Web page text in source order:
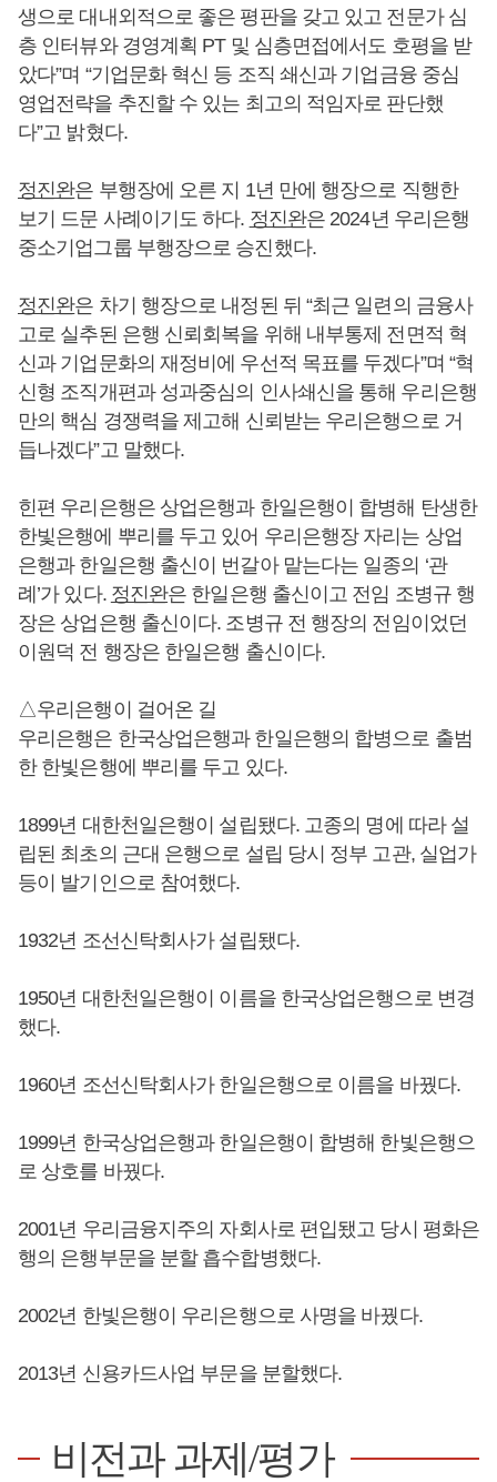
생으로 대내외적으로 좋은 평판을 갖고 있고 전문가 심
층 인터뷰와 경영계획 PT 및 심층면접에서도 호평을 받
았다”며 “기업문화 혁신 등 조직 쇄신과 기업금융 중심
영업전략을 추진할 수 있는 최고의 적임자로 판단했
다”고 밝혔다.
정진완은 부행장에 오른 지 1년 만에 행장으로 직행한
보기 드문 사례이기도 하다. 정진완은 2024년 우리은행
중소기업그룹 부행장으로 승진했다.
정진완은 차기 행장으로 내정된 뒤 “최근 일련의 금융사
고로 실추된 은행 신뢰회복을 위해 내부통제 전면적 혁
신과 기업문화의 재정비에 우선적 목표를 두겠다”며 “혁
신형 조직개편과 성과중심의 인사쇄신을 통해 우리은행
만의 핵심 경쟁력을 제고해 신뢰받는 우리은행으로 거
듭나겠다”고 말했다.
힌편 우리은행은 상업은행과 한일은행이 합병해 탄생한
한빛은행에 뿌리를 두고 있어 우리은행장 자리는 상업
은행과 한일은행 출신이 번갈아 맡는다는 일종의 ‘관
례’가 있다. 정진완은 한일은행 출신이고 전임 조병규 행
장은 상업은행 출신이다. 조병규 전 행장의 전임이었던
이원덕 전 행장은 한일은행 출신이다.
△우리은행이 걸어온 길
우리은행은 한국상업은행과 한일은행의 합병으로 출범
한 한빛은행에 뿌리를 두고 있다.
1899년 대한천일은행이 설립됐다. 고종의 명에 따라 설
립된 최초의 근대 은행으로 설립 당시 정부 고관, 실업가
등이 발기인으로 참여했다.
1932년 조선신탁회사가 설립됐다.
1950년 대한천일은행이 이름을 한국상업은행으로 변경
했다.
1960년 조선신탁회사가 한일은행으로 이름을 바꿨다.
1999년 한국상업은행과 한일은행이 합병해 한빛은행으
로 상호를 바꿨다.
2001년 우리금융지주의 자회사로 편입됐고 당시 평화은
행의 은행부문을 분할 흡수합병했다.
2002년 한빛은행이 우리은행으로 사명을 바꿨다.
2013년 신용카드사업 부문을 분할했다.
비전과 과제/평가